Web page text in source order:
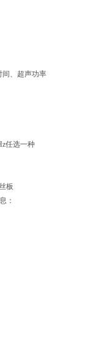
间、超声功率
任选一种
板
：